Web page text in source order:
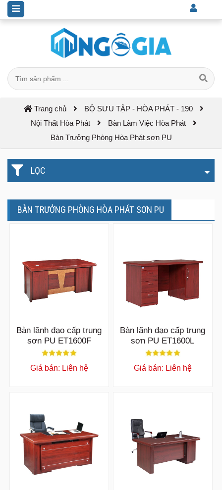
Trang chủ
BỘ SƯU TẬP - HÒA PHÁT - 190
Nội Thất Hòa Phát
Bàn Làm Việc Hòa Phát
Bàn Trưởng Phòng Hòa Phát sơn PU
LỌC
BÀN TRƯỞNG PHÒNG HÒA PHÁT SƠN PU
Bàn lãnh đạo cấp trung
sơn PU ET1600F
Giá bán: Liên hệ
Bàn lãnh đạo cấp trung
sơn PU ET1600L
Giá bán: Liên hệ